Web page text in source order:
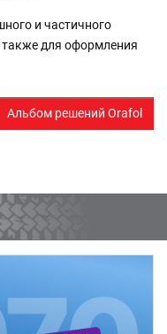
и частичного
также для оформления
Альбом решений Orafol